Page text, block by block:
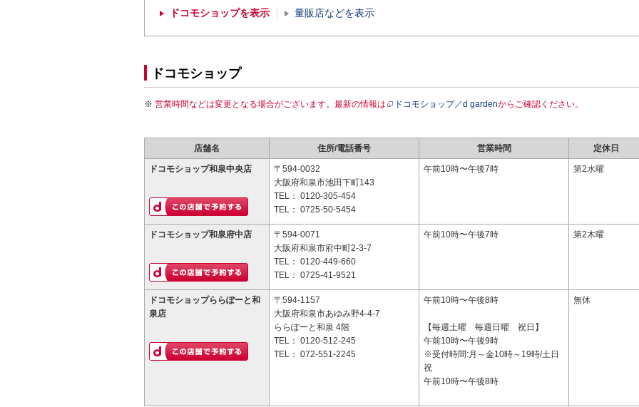
ドコモショップを表示 量販店などを表示
ドコモショップ
営業時間などは変更となる場合がございます。最新の情報は ドコモショップ／d gardenからご確認ください。
店舗名 住所/電話番号 営業時間 定休日
ドコモショップ和泉中央店
〒594-0032
大阪府和泉市池田下町143
TEL： 0120-305-454
TEL： 0725-50-5454
午前10時〜午後7時 第2水曜
ドコモショップ和泉府中店
〒594-0071
大阪府和泉市府中町2-3-7
TEL： 0120-449-660
TEL： 0725-41-9521
午前10時〜午後7時 第2木曜
ドコモショップららぽーと和
泉店
〒594-1157
大阪府和泉市あゆみ野4-4-7
ららぽーと和泉 4階
TEL： 0120-512-245
TEL： 072-551-2245
午前10時〜午後8時
【毎週土曜 毎週日曜 祝日】
午前10時〜午後9時
※受付時間:月～金10時～19時/土日
祝
午前10時〜午後8時
無休